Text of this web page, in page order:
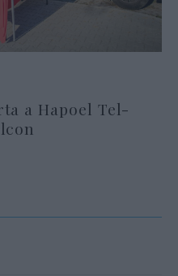
a Hapoel Tel-